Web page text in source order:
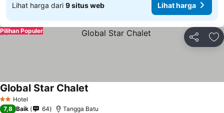
Lihat harga dari 9 situs web Lihat harga
Bagikan
Pilihan Populer
2 Bintang
Hotel
Global Star Chalet
7,8 Baik 64 Tangga Batu